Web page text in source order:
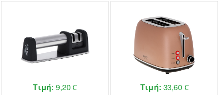
Τιμή: 9,20 € Τιμή: 33,60 €